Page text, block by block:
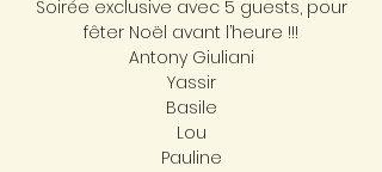
Soirée exclusive avec 5 guests, pour
fêter Noël avant l’heure !!!
Antony Giuliani
Yassir
Basile
Lou
Pauline